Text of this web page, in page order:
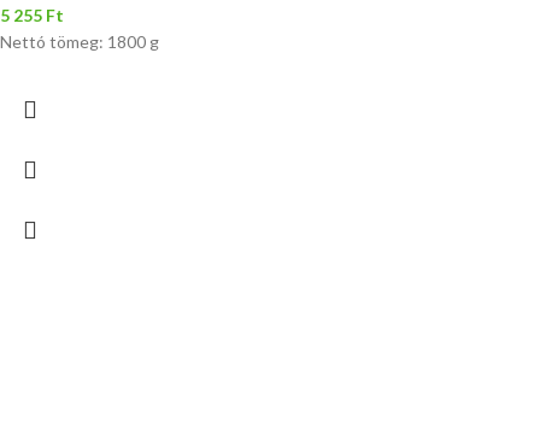
5 255 Ft
Nettó tömeg: 1800 g